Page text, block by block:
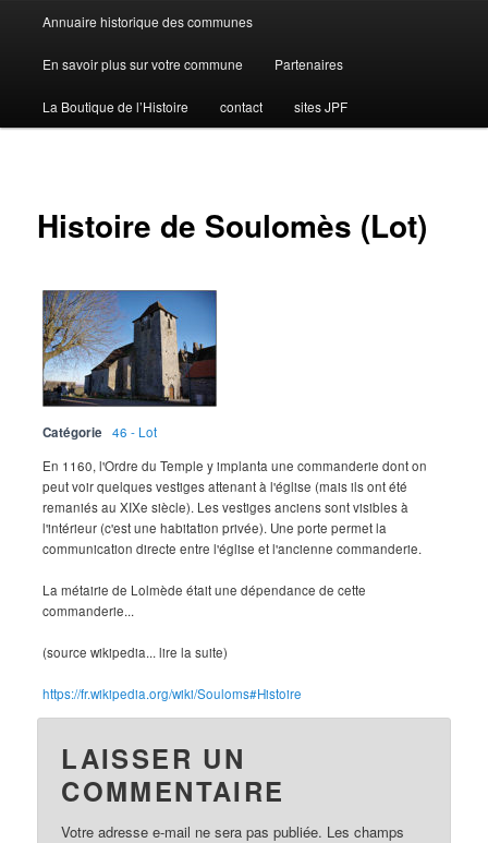
Menu
principal
Annuaire historique des communes
En savoir plus sur votre commune Partenaires
La Boutique de l’Histoire contact sites JPF
Histoire de Soulomès (Lot)
Catégorie
46 - Lot
En 1160, l'Ordre du Temple y implanta une commanderie dont on
peut voir quelques vestiges attenant à l'église (mais ils ont été
remaniés au XIXe siècle). Les vestiges anciens sont visibles à
l'intérieur (c'est une habitation privée). Une porte permet la
communication directe entre l'église et l'ancienne commanderie.
La métairie de Lolmède était une dépendance de cette
commanderie...
(source wikipedia... lire la suite)
https://fr.wikipedia.org/wiki/Souloms#Histoire
LAISSER UN
COMMENTAIRE
Votre adresse e-mail ne sera pas publiée. Les champs